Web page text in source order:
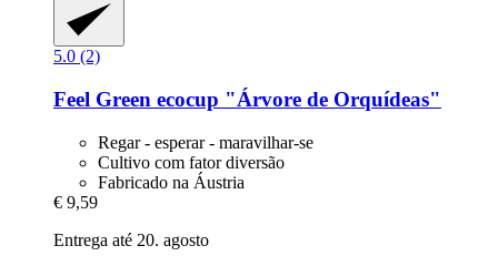
5.0 (2)
Feel Green ecocup "Árvore de Orquídeas"
Regar - esperar - maravilhar-se
Cultivo com fator diversão
Fabricado na Áustria
€ 9,59
Entrega até 20. agosto